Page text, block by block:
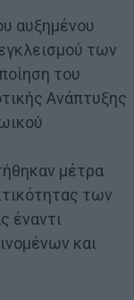
αυξημένου
των
του
Ανάπτυξης
μέτρα
των
έναντι
και